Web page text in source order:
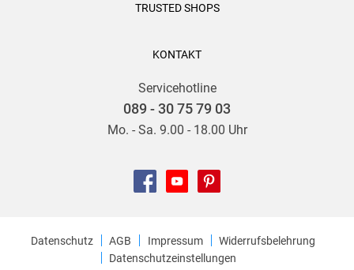
TRUSTED SHOPS
KONTAKT
Servicehotline
089 - 30 75 79 03
Mo. - Sa. 9.00 - 18.00 Uhr
Datenschutz AGB Impressum
Widerrufsbelehrung
Datenschutzeinstellungen